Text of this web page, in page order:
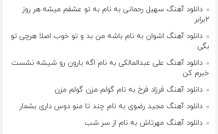
دانلود آهنگ سهیل رحمانی به نام به تو عشقم میشه هر روز
۲برابر
دانلود آهنگ اشوان به نام باشه من بد و تو خوب اصلا هرچی تو
بگی
دانلود آهنگ علی عبدالمالکی به نام اگه بارون رو شیشه نشست
خبرم کن
دانلود آهنگ فرزاد فرخ به نام گولم مزن گولم مزن
دانلود آهنگ مجید رضوی به نام چند تا منو دوس داری بشمار
دانلود آهنگ مهرتاش به نام از سر شب